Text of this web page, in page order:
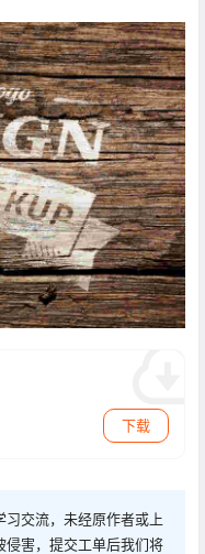
下载
交流，未经原作者或上
侵害，提交工单后我们将